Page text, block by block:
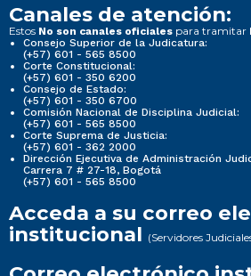
Canales de atención:
Estos No son canales oficiales para tramitar
Consejo Superior de la Judicatura:
(+57) 601 - 565 8500
Corte Constitucional:
(+57) 601 - 350 6200
Consejo de Estado:
(+57) 601 - 350 6700
Comisión Nacional de Disciplina Judicial:
(+57) 601 - 565 8500
Corte Suprema de Justicia:
(+57) 601 - 362 2000
Dirección Ejecutiva de Administración
Carrera 7 # 27-18, Bogotá
(+57) 601 - 565 8500
Acceda a su correo
institucional (Servidores